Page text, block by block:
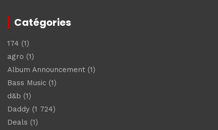
Catégories
174 (1)
agro (1)
Album Announcement (1)
Bass Music (1)
d&b (1)
Daddy (1 724)
Deals (1)